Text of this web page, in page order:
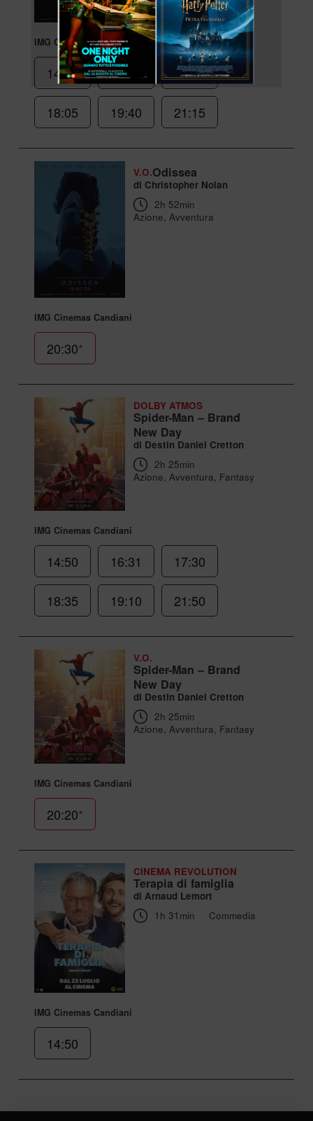
IMG Cinemas Candiani
14:55 16:30 17:20
18:05 19:40 21:15
V.O.Odissea
di Christopher Nolan
2h 52min
Azione, Avventura
IMG Cinemas Candiani
20:30*
DOLBY ATMOS
Spider-Man – Brand
New Day
di Destin Daniel Cretton
2h 25min
Azione, Avventura, Fantasy
IMG Cinemas Candiani
14:50 16:31 17:30
18:35 19:10 21:50
V.O.
Spider-Man – Brand
New Day
di Destin Daniel Cretton
2h 25min
Azione, Avventura, Fantasy
IMG Cinemas Candiani
20:20*
CINEMA REVOLUTION
Terapia di famiglia
di Arnaud Lemort
1h 31min
Commedia
IMG Cinemas Candiani
14:50